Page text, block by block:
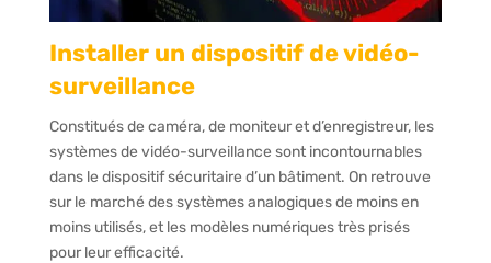
Installer un dispositif de vidéo-
surveillance
Constitués de caméra, de moniteur et d’enregistreur, les
systèmes de vidéo-surveillance sont incontournables
dans le dispositif sécuritaire d’un bâtiment. On retrouve
sur le marché des systèmes analogiques de moins en
moins utilisés, et les modèles numériques très prisés
pour leur efficacité.